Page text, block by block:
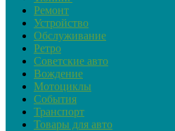
Ремонт
Устройство
Обслуживание
Ретро
Советские авто
Вождение
Мотоциклы
События
Транспорт
Товары для авто